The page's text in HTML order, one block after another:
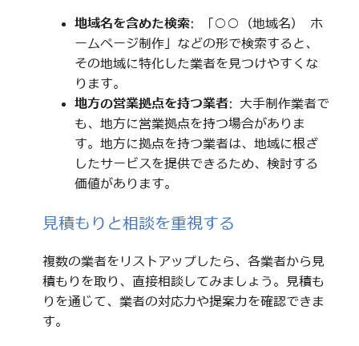
地域名を含めた検索: 「○○（地域名） ホ
ームページ制作」などの形で検索すると、
その地域に特化した業者を見つけやすくな
ります。
地方の営業拠点を持つ業者: 大手制作業者で
も、地方に営業拠点を持つ場合がありま
す。地方に拠点を持つ業者は、地域に根ざ
したサービスを提供できるため、検討する
価値があります。
見積もりと相談を重視する
複数の業者をリストアップしたら、各業者から見
積もりを取り、直接相談してみましょう。見積も
りを通じて、業者の対応力や提案力を確認できま
す。